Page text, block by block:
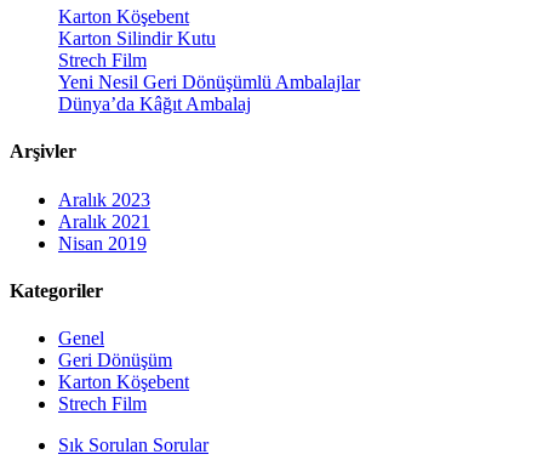
Karton Köşebent
Karton Silindir Kutu
Strech Film
Yeni Nesil Geri Dönüşümlü Ambalajlar
Dünya’da Kâğıt Ambalaj
Arşivler
Aralık 2023
Aralık 2021
Nisan 2019
Kategoriler
Genel
Geri Dönüşüm
Karton Köşebent
Strech Film
Sık Sorulan Sorular